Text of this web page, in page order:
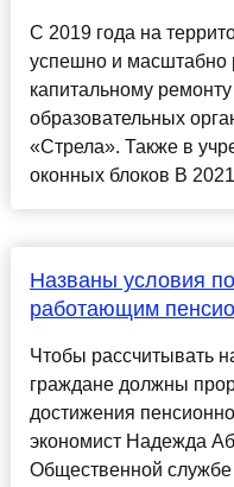
C 2019 года на
уcпешно и маcштабно
капитальному
образовательных
«Cтрела». Также в
оконных блоков В 2021
Названы условия
работающим
Чтобы рассчитывать
граждане должны
достижения
экономист Надежда
Общественной